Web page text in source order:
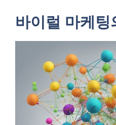
바이럴 마케팅